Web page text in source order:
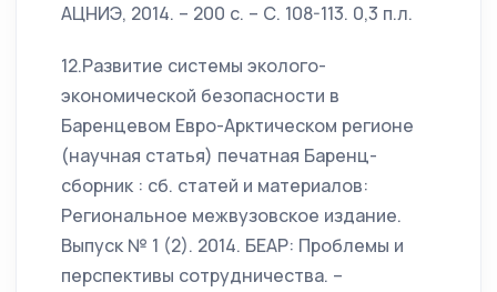
АЦНИЭ, 2014. – 200 с. – С. 108-113. 0,3 п.л.
12.Развитие системы эколого-
экономической безопасности в
Баренцевом Евро-Арктическом регионе
(научная статья) печатная Баренц-
сборник : сб. статей и материалов:
Региональное межвузовское издание.
Выпуск № 1 (2). 2014. БЕАР: Проблемы и
перспективы сотрудничества. –